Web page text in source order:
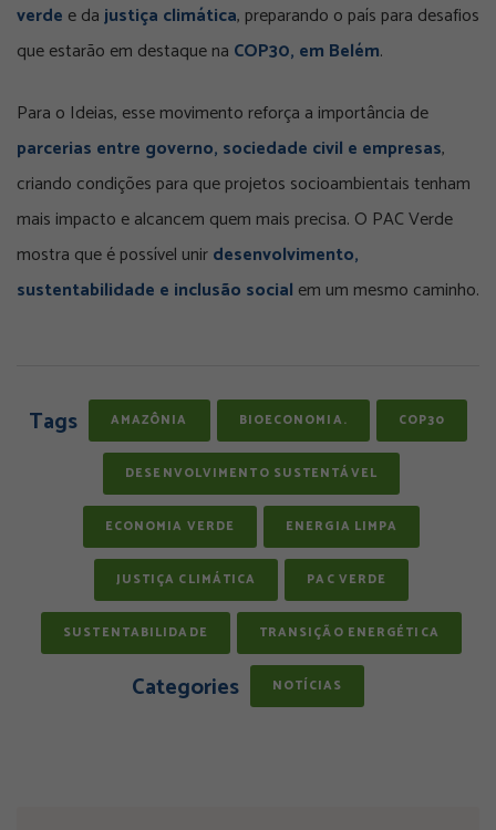
verde e dajustiça climática, preparando o país para desafios
que estarão em destaque na COP30, em Belém.
Para o Ideias, esse movimento reforça a importância de
parcerias entre governo, sociedade civil e empresas,
criando condições para que projetos socioambientais tenham
mais impacto e alcancem quem mais precisa. O PAC Verde
mostra que é possível unirdesenvolvimento,
sustentabilidade e inclusão social em um mesmo caminho.
Tags AMAZÔNIA BIOECONOMIA. COP30
DESENVOLVIMENTO SUSTENTÁVEL
ECONOMIA VERDE ENERGIA LIMPA
JUSTIÇA CLIMÁTICA PAC VERDE
SUSTENTABILIDADE TRANSIÇÃO ENERGÉTICA
Categories NOTÍCIAS